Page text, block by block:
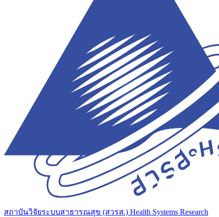
สถาบันวิจัยระบบสาธารณสุข (สวรส.) Health Systems Research